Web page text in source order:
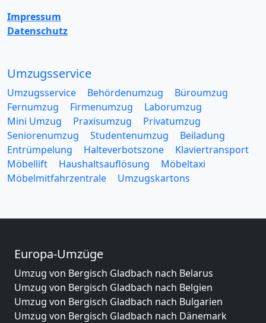
Impressum
Datenschutz
Umzugsservice
Umzugsservice Behördenumzug
Büroumzug
Fernumzug
Firmenumzug
Laborumzug
Mini Umzug
Praxisumzug
Privatumzug
Seniorenumzug
Studentenumzug
Beiladung
Entrümpelung
Halteverbotszone
Klaviertransport
Möbellift
Haushaltsauflösung
Möbeltaxi
Möbelmitfahrzentrale
Umzugskartons
Europa-Umzüge
Umzug von Bergisch Gladbach nach Belarus
Umzug von Bergisch Gladbach nach Belgien
Umzug von Bergisch Gladbach nach Bulgarien
Umzug von Bergisch Gladbach nach Dänemark